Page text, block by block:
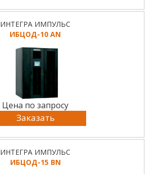
ИНТЕГРА ИМПУЛЬС
ИБЦОД-10 AN
Цена по запросу
Заказать
ИНТЕГРА ИМПУЛЬС
ИБЦОД-15 BN